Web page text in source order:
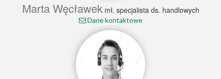
Marta Węcławek mł. specjalista ds. handlowych
Dane kontaktowe